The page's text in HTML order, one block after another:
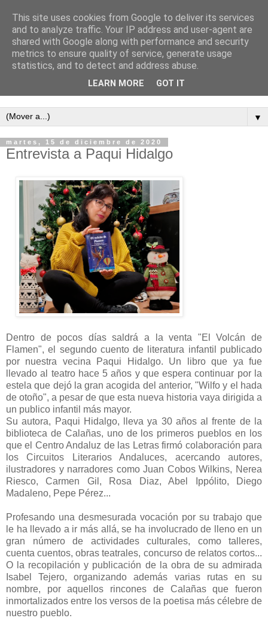
Semanario independiente de Calañas
▼
martes, 15 de diciembre de 2020
Entrevista a Paqui Hidalgo
Dentro de pocos días saldrá a la venta "El Volcán de
Flamen", el segundo cuento de literatura infantil publicado
por nuestra vecina Paqui Hidalgo. Un libro que ya fue
llevado al teatro hace 5 años y que espera continuar por la
estela que dejó la gran acogida del anterior, "Wilfo y el hada
de otoño", a pesar de que esta nueva historia vaya dirigida a
un publico infantil más mayor.
Su autora, Paqui Hidalgo, lleva ya 30 años al frente de la
biblioteca de Calañas, uno de los primeros pueblos en los
que el Centro Andaluz de las Letras firmó colaboración para
los Circuitos Literarios Andaluces, acercando autores,
ilustradores y narradores como Juan Cobos Wilkins, Nerea
Riesco, Carmen Gil, Rosa Diaz, Abel Ippólito, Diego
Madaleno, Pepe Pérez...
Profesando una desmesurada vocación por su trabajo que
le ha llevado a ir más allá, se ha involucrado de lleno en un
gran número de actividades culturales, como talleres,
cuenta cuentos, obras teatrales, concurso de relatos cortos...
O la recopilación y publicación de la obra de su admirada
Isabel Tejero, organizando además varias rutas en su
nombre, por aquellos rincones de Calañas que fueron
inmortalizados entre los versos de la poetisa más célebre de
nuestro pueblo.
This site uses cookies from Google to deliver its services
and to analyze traffic. Your IP address and user-agent are
shared with Google along with performance and security
metrics to ensure quality of service, generate usage
statistics, and to detect and address abuse.
LEARN MORE GOT IT